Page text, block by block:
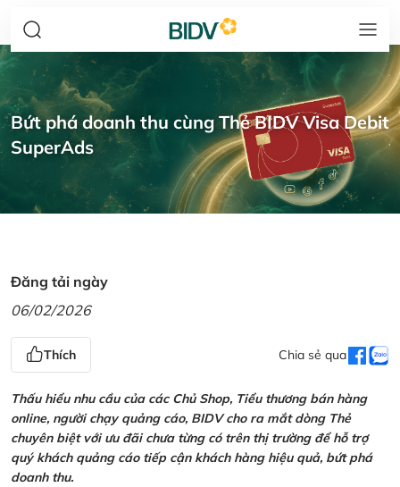
Bứt phá doanh thu cùng Thẻ BIDV Visa Debit
SuperAds
Đăng tải ngày
06/02/2026
Thích Chia sẻ qua
Thấu hiểu nhu cầu của các Chủ Shop, Tiểu thương bán hàng
online, người chạy quảng cáo, BIDV cho ra mắt dòng Thẻ
chuyên biệt với ưu đãi chưa từng có trên thị trường để hỗ trợ
quý khách quảng cáo tiếp cận khách hàng hiệu quả, bứt phá
doanh thu.